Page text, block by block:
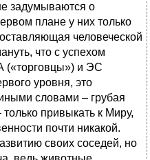
задумываются о
плане у них только
человеческой
что с успехом
(«торговцы») и ЭС
уровня, это
словами – грубая
привыкать к Миру,
почти никакой.
своих соседей, но